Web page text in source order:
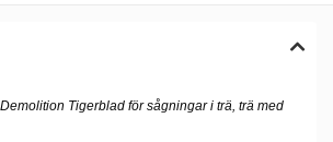
Tigerblad för sågningar i trä, trä med